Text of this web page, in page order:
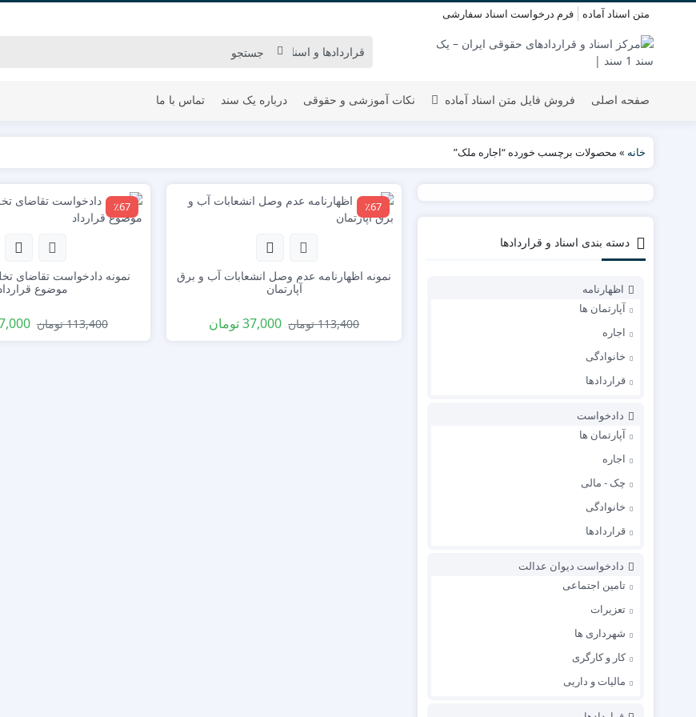
متن اسناد آماده فرم درخواست اسناد سفارشی
صفحه اصلی فروش فایل متن اسناد آماده نکات آموزشی و حقوقی درباره یک سند تماس با ما
خانه » محصولات برچسب خورده “اجاره ملک”
٪67
نمونه اظهارنامه عدم وصل انشعابات آب و برق
آپارتمان
113,400 تومان 37,000تومان
٪67
نمونه دادخواست تقاضای
موضوع
113,400 تومان
دسته بندی اسناد و قراردادها
اظهارنامه
آپارتمان ها
اجاره
خانوادگی
قراردادها
دادخواست
آپارتمان ها
اجاره
چک - مالی
خانوادگی
قراردادها
دادخواست دیوان عدالت
تامین اجتماعی
تعزیرات
شهرداری ها
کار و کارگری
مالیات و داریی